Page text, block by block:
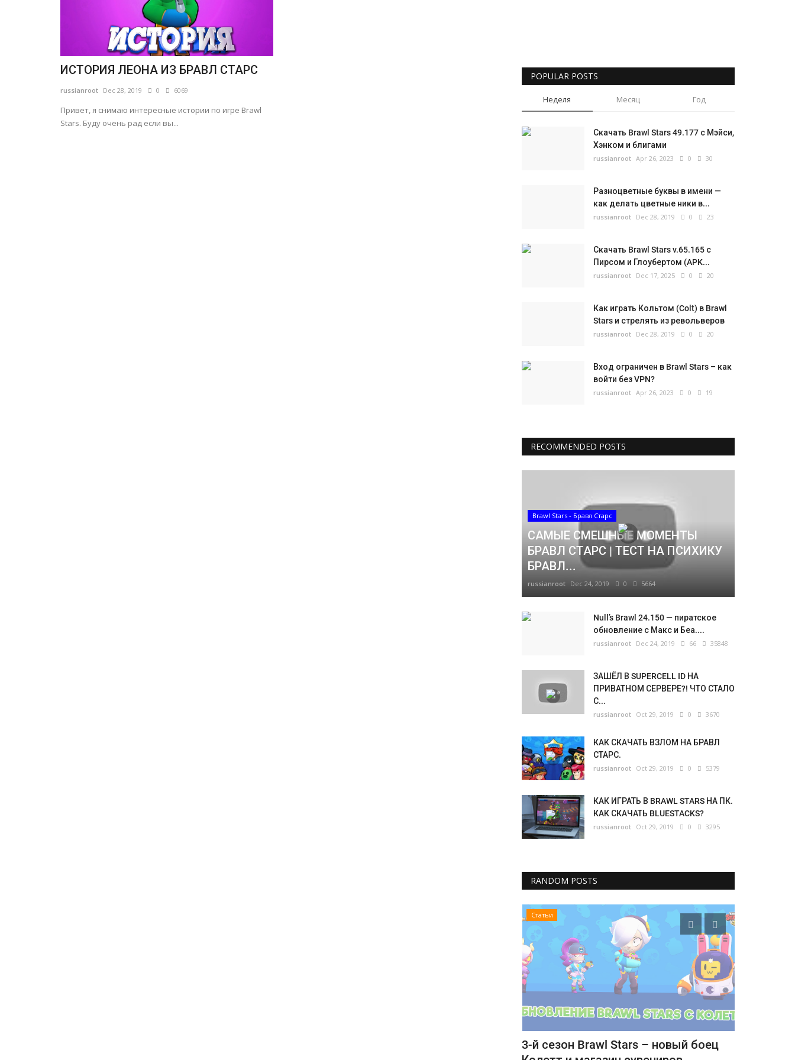
ИСТОРИЯ ЛЕОНА ИЗ БРАВЛ СТАРС
russianroot Dec 28, 2019 0 6069
Привет, я снимаю интересные истории по игре Brawl
Stars. Буду очень рад если вы...
POPULAR POSTS
Неделя Месяц Год
Скачать Brawl Stars 49.177 с Мэйси,
Хэнком и блигами
russianroot Apr 26, 2023 0 30
Разноцветные буквы в имени —
как делать цветные ники в...
russianroot Dec 28, 2019 0 23
Скачать Brawl Stars v.65.165 с
Пирсом и Глоубертом (APK...
russianroot Dec 17, 2025 0 20
Как играть Кольтом (Colt) в Brawl
Stars и стрелять из револьверов
russianroot Dec 28, 2019 0 20
Вход ограничен в Brawl Stars – как
войти без VPN?
russianroot Apr 26, 2023 0 19
RECOMMENDED POSTS
Brawl Stars - Бравл Старс
САМЫЕ СМЕШНЫЕ МОМЕНТЫ
БРАВЛ СТАРС | ТЕСТ НА ПСИХИКУ
БРАВЛ...
russianroot Dec 24, 2019 0 5664
Null’s Brawl 24.150 — пиратское
обновление с Макс и Беа....
russianroot Dec 24, 2019 66 35848
ЗАШЁЛ В SUPERCELL ID НА
ПРИВАТНОМ СЕРВЕРЕ?! ЧТО СТАЛО
С...
russianroot Oct 29, 2019 0 3670
КАК СКАЧАТЬ ВЗЛОМ НА БРАВЛ
СТАРС.
russianroot Oct 29, 2019 0 5379
КАК ИГРАТЬ В BRAWL STARS НА ПК.
КАК СКАЧАТЬ BLUESTACKS?
russianroot Oct 29, 2019 0 3295
RANDOM POSTS
Статьи
3-й сезон Brawl Stars – новый боец